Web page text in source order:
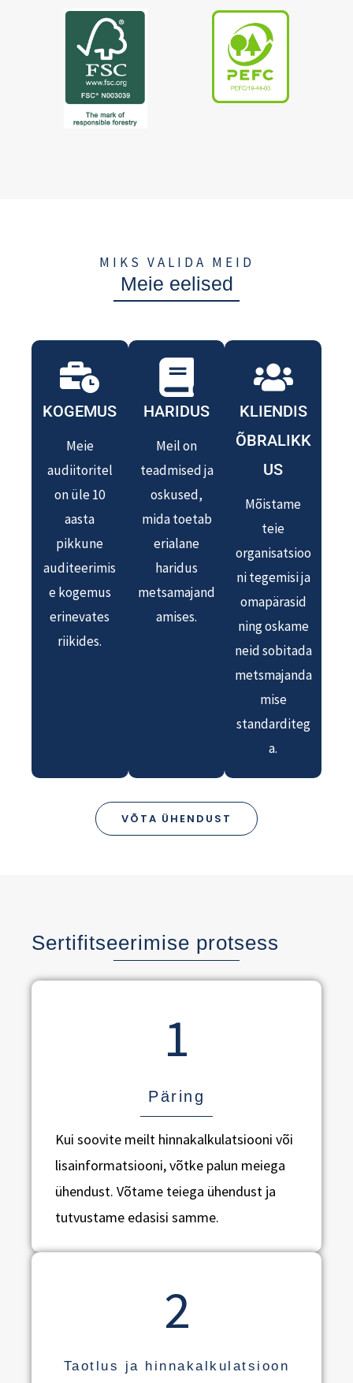
MIKS VALIDA MEID
Meie eelised
KOGEMUS
Meie
audiitoritel
on üle 10
aasta
pikkune
auditeerimis
e kogemus
erinevates
riikides.
HARIDUS
Meil on
teadmised ja
oskused,
mida toetab
erialane
haridus
metsamajand
amises.
KLIENDIS
ÕBRALIKK
US
Mõistame
teie
organisatsioo
ni tegemisi ja
omapärasid
ning oskame
neid sobitada
metsmajanda
mise
standarditeg
a.
VÕTA ÜHENDUST
Sertifitseerimise protsess
1
Päring
Kui soovite meilt hinnakalkulatsiooni või
lisainformatsiooni, võtke palun meiega
ühendust. Võtame teiega ühendust ja
tutvustame edasisi samme.
2
Taotlus ja hinnakalkulatsioon